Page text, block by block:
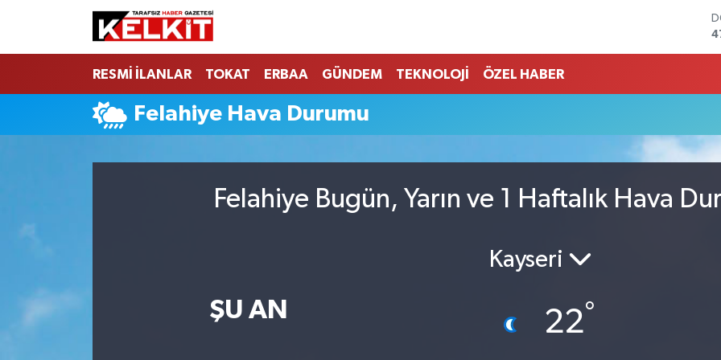
RESMİ İLANLAR TOKAT ERBAA GÜNDEM TEKNOLOJİ ÖZEL HABER
Felahiye Hava Durumu
Felahiye Bugün, Yarın ve 1 Haftalık Hava
ŞU AN
Kayseri
22°